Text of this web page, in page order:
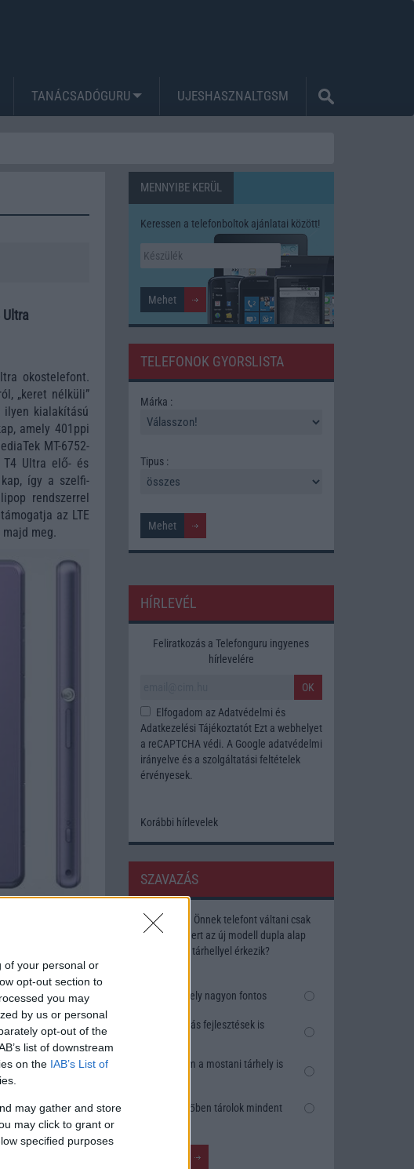
of your personal or
opt-out section to
you may
by us or personal
opt-out of the
list of downstream
on the IAB’s List of
may gather and store
may click to grant or
specified purposes
TANÁCSADÓGURU UJESHASZNALTGSM
okostelefont.
„keret nélküli”
kialakítású
amely 401ppi
MT-6752-
T4 Ultra elő- és
így a szelfi-
rendszerrel
az LTE
meg.
MENNYIBE KERÜL
Keressen a telefonboltok ajánlatai között!
TELEFONOK GYORSLISTA
Márka :
Tipus :
HÍRLEVÉL
Feliratkozás a Telefonguru ingyenes
hírlevelére
OK
Elfogadom az Adatvédelmi és
Adatkezelési TájékoztatótEzt a webhelyet
a reCAPTCHA védi. A Google adatvédelmi
irányelve és a szolgáltatási feltételek
érvényesek.
Korábbi hírlevelek
SZAVAZÁS
Megérné Önnek telefont váltani csak
azért, mert az új modell dupla alap
tárhellyel érkezik?
Igen, a tárhely nagyon fontos
Talán, ha más fejlesztések is
Nem, nekem a mostani tárhely is
Inkább felhőben tárolok mindent